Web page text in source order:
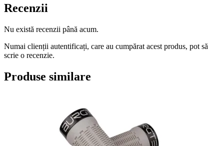
grip
pe
palma,
Recenzii
Nu există recenzii până acum.
Numai clienții autentificați, care au cumpărat acest produs, pot să
scrie o recenzie.
Produse similare